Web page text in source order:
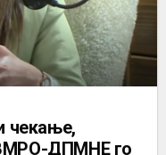
чекање,
ДПМНЕ го